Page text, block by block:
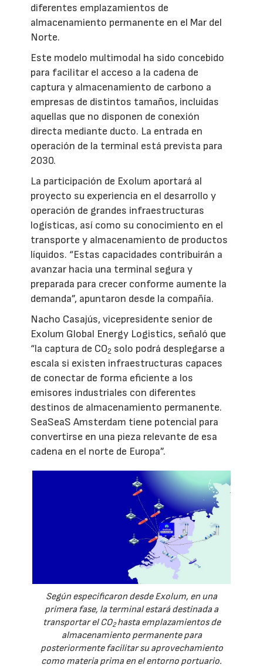
diferentes emplazamientos de
almacenamiento permanente en el Mar del
Norte.
Este modelo multimodal ha sido concebido
para facilitar el acceso a la cadena de
captura y almacenamiento de carbono a
empresas de distintos tamaños, incluidas
aquellas que no disponen de conexión
directa mediante ducto. La entrada en
operación de la terminal está prevista para
2030.
La participación de Exolum aportará al
proyecto su experiencia en el desarrollo y
operación de grandes infraestructuras
logísticas, así como su conocimiento en el
transporte y almacenamiento de productos
líquidos. “Estas capacidades contribuirán a
avanzar hacia una terminal segura y
preparada para crecer conforme aumente la
demanda”, apuntaron desde la compañía.
Nacho Casajús, vicepresidente senior de
Exolum Global Energy Logistics, señaló que
“la captura de CO2 solo podrá desplegarse a
escala si existen infraestructuras capaces
de conectar de forma eficiente a los
emisores industriales con diferentes
destinos de almacenamiento permanente.
SeaSeaS Amsterdam tiene potencial para
convertirse en una pieza relevante de esa
cadena en el norte de Europa”.
Según especificaron desde Exolum, en una
primera fase, la terminal estará destinada a
transportar el CO2hasta emplazamientos de
almacenamiento permanente para
posteriormente facilitar su aprovechamiento
como materia prima en el entorno portuario.